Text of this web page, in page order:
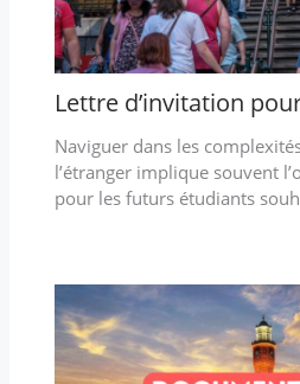
Lettre d’invitation
Naviguer dans les
l’étranger implique souvent
pour les futurs étudiants